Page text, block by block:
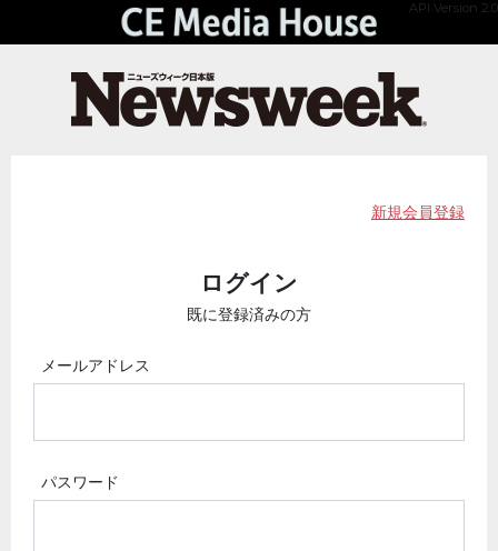
API Version 2.0
新規会員登録
ログイン
既に登録済みの方
メールアドレス
パスワード